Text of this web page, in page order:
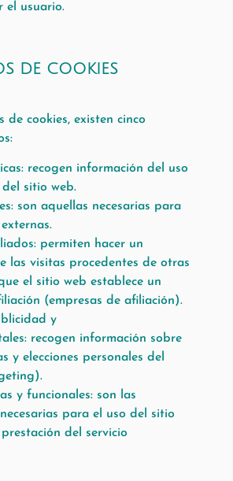
el usuario.
DE COOKIES
de cookies, existen cinco
recogen información del uso
sitio web.
son aquellas necesarias para
permiten hacer un
las visitas procedentes de otras
el sitio web establece un
(empresas de afiliación).
y
recogen información sobre
y elecciones personales del
y funcionales: son las
para el uso del sitio
del servicio